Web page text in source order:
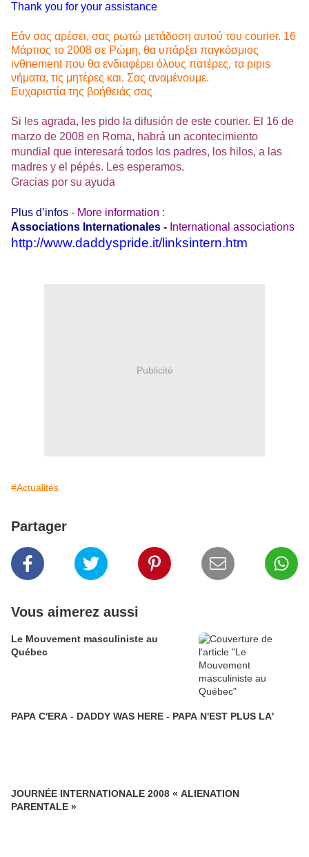
Thank you for your assistance
Εάν σας αρέσει, σας ρωτώ μετάδοση αυτού του courier. 16
Μάρτιος το 2008 σε Ρώμη, θα υπάρξει παγκόσμιος
ιvθnement που θα ενδιαφέρει όλους πατέρες, τα pιpιs
νήματα, τις μητέρες και. Σας αναμένουμε.
Ευχαριστία της βοήθειάς σας
Si les agrada, les pido la difusión de este courier. El 16 de
marzo de 2008 en Roma, habrá un acontecimiento
mundial que interesará todos los padres, los hilos, a las
madres y el pépés. Les esperamos.
Gracias por su ayuda
Plus d’infos - More information :
Associations Internationales - International associations
http://www.daddyspride.it/linksintern.htm
Publicité
#Actualités
Partager
Vous aimerez aussi
Le Mouvement masculiniste au
Québec
PAPA C'ERA - DADDY WAS HERE - PAPA N'EST PLUS LA'
JOURNÉE INTERNATIONALE 2008 « ALIENATION
PARENTALE »